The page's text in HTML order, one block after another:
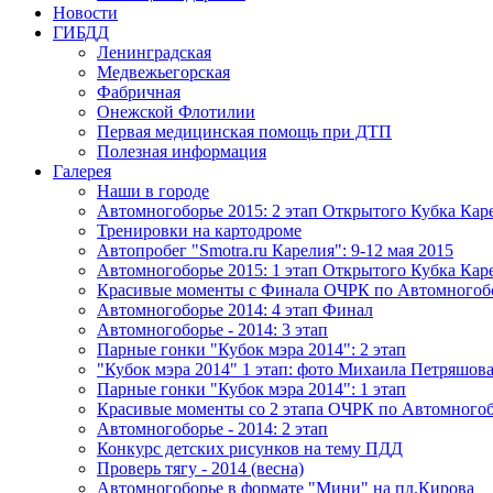
Новости
ГИБДД
Ленинградская
Медвежьегорская
Фабричная
Онежской Флотилии
Первая медицинская помощь при ДТП
Полезная информация
Галерея
Наши в городе
Автомногоборье 2015: 2 этап Открытого Кубка
Тренировки на картодроме
Автопробег "Smotra.ru Карелия": 9-12 мая 2015
Автомногоборье 2015: 1 этап Открытого Кубка
Красивые моменты с Финала ОЧРК по
Автомногоборье 2014: 4 этап Финал
Автомногоборье - 2014: 3 этап
Парные гонки "Кубок мэра 2014": 2 этап
"Кубок мэра 2014" 1 этап: фото Михаила Петряшова
Парные гонки "Кубок мэра 2014": 1 этап
Красивые моменты со 2 этапа ОЧРК по
Автомногоборье - 2014: 2 этап
Конкурс детских рисунков на тему ПДД
Проверь тягу - 2014 (весна)
Автомногоборье в формате "Мини" на пл.Кирова